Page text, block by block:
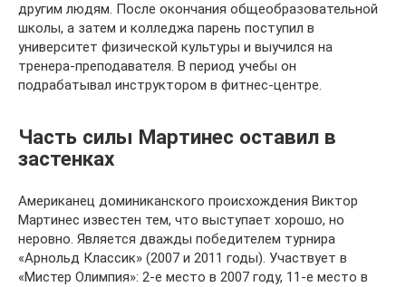
другим людям. После окончания общеобразовательной
школы, а затем и колледжа парень поступил в
университет физической культуры и выучился на
тренера-преподавателя. В период учебы он
подрабатывал инструктором в фитнес-центре.
Часть силы Мартинес оставил в
застенках
Американец доминиканского происхождения Виктор
Мартинес известен тем, что выступает хорошо, но
неровно. Является дважды победителем турнира
«Арнольд Классик» (2007 и 2011 годы). Участвует в
«Мистер Олимпия»: 2-е место в 2007 году, 11-е место в